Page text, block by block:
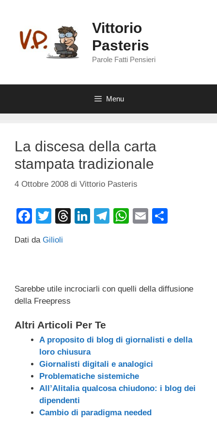
contenuto
Vittorio
Pasteris
Parole Fatti Pensieri
Menu
La discesa della carta
stampata tradizionale
4 Ottobre 2008 di Vittorio Pasteris
F
c
o
o
k
T
tt
T
s
Li
n
T
m
W
p
E
di
Dati da Gilioli
Sarebbe utile incrociarli con quelli della diffusione
della Freepress
Altri Articoli Per Te
A proposito di blog di giornalisti e della
loro chiusura
Giornalisti digitali e analogici
Problematiche sistemiche
All’Alitalia qualcosa chiudono: i blog dei
dipendenti
Cambio di paradigma needed